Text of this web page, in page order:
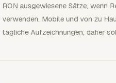
RON ausgewiesene Sätze, wenn
verwenden. Mobile und von zu
tägliche Aufzeichnungen, daher